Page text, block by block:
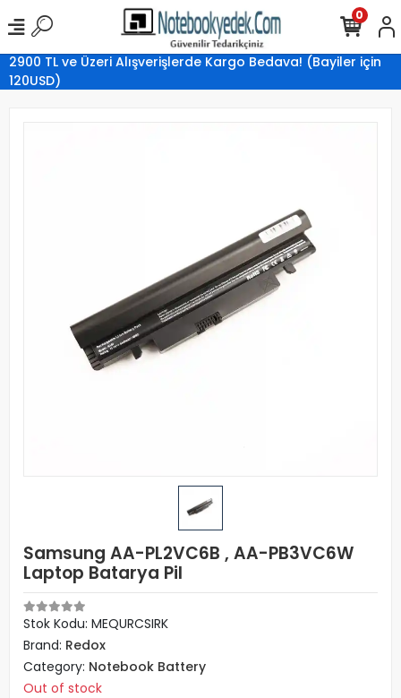
2900 TL ve Üzeri Alışverişlerde Kargo Bedava! (Bayiler için
120USD)
0
Samsung AA-PL2VC6B , AA-PB3VC6W
Laptop Batarya Pil
Stok Kodu: MEQURCSIRK
Brand: Redox
Category: Notebook Battery
Out of stock